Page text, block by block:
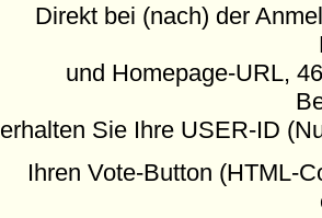
Direkt bei (nach) der
und Homepage-URL,
erhalten Sie Ihre USER-ID
Ihren Vote-Button (HTML-